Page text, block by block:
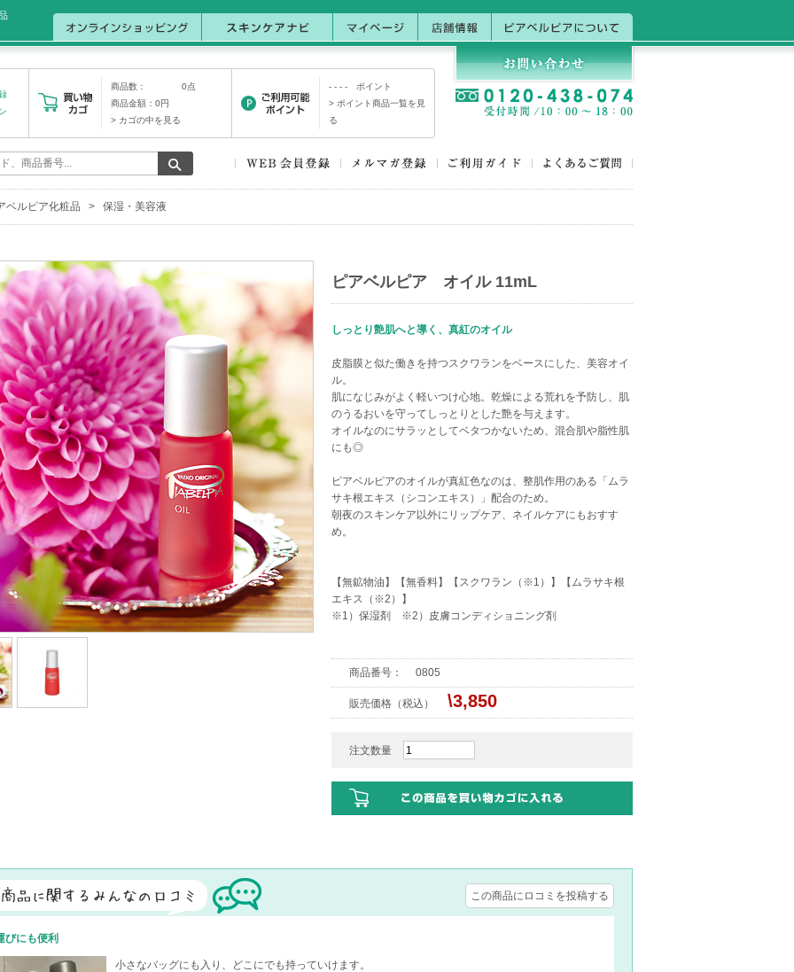
商品数： 0点
商品金額：0円
> カゴの中を見る
- - - - ポイント
> ポイント商品一覧を見
る
ベルピア化粧品 > 保湿・美容液
ピアベルピア オイル 11mL
しっとり艶肌へと導く、真紅のオイル
皮脂膜と似た働きを持つスクワランをベースにした、美容オイ
ル。
肌になじみがよく軽いつけ心地。乾燥による荒れを予防し、肌
のうるおいを守ってしっとりとした艶を与えます。
オイルなのにサラッとしてベタつかないため、混合肌や脂性肌
にも◎
ピアベルピアのオイルが真紅色なのは、整肌作用のある「ムラ
サキ根エキス（シコンエキス）」配合のため。
朝夜のスキンケア以外にリップケア、ネイルケアにもおすす
め。
【無鉱物油】【無香料】【スクワラン（※1）】【ムラサキ根
エキス（※2）】
※1）保湿剤 ※2）皮膚コンディショニング剤
商品番号： 0805
販売価格（税込） \3,850
注文数量
この商品にロコミを投稿する
びにも便利
小さなバッグにも入り、どこにでも持っていけます。